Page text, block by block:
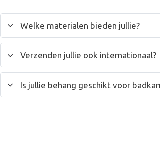
Welke materialen bieden jullie?
Verzenden jullie ook internationaal?
Is jullie behang geschikt voor